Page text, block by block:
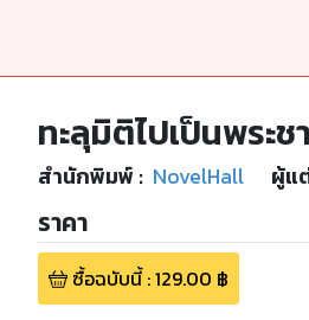
ทะลุมิติไปเป็นพระช
สำนักพิมพ์ : NovelHall ผู้แ
ราคา
ซื้อฉบับนี้:129.00 ฿